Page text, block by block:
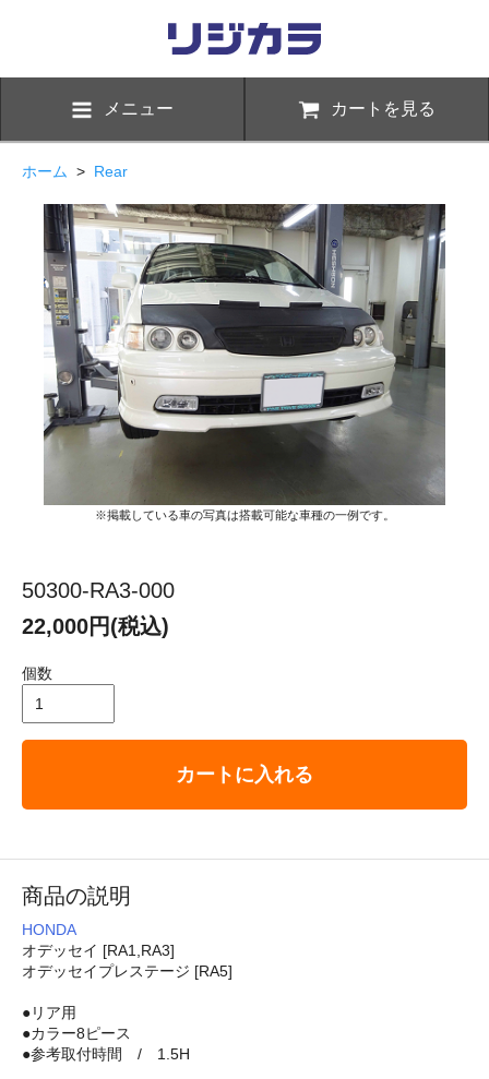
メニュー カートを見る
ホーム > Rear
※掲載している車の写真は搭載可能な車種の一例です。
50300-RA3-000
22,000円(税込)
個数
カートに入れる
商品の説明
HONDA
オデッセイ [RA1,RA3]
オデッセイプレステージ [RA5]
●リア用
●カラー8ピース
●参考取付時間 / 1.5H